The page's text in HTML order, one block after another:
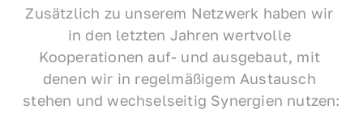
Zusätzlich zu unserem Netzwerk haben wir
in den letzten Jahren wertvolle
Kooperationen auf- und ausgebaut, mit
denen wir in regelmäßigem Austausch
stehen und wechselseitig Synergien nutzen: